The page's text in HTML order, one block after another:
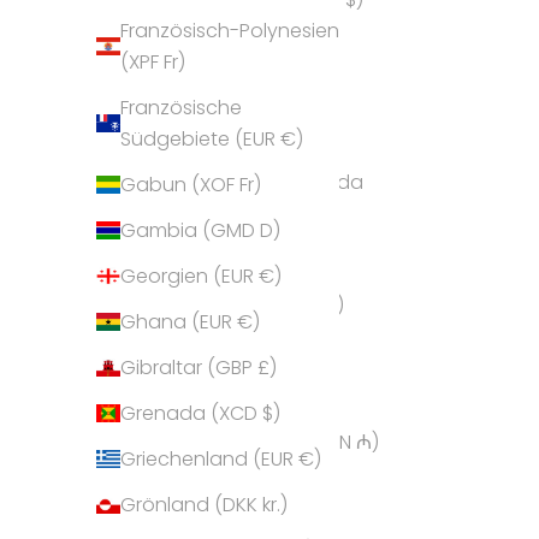
Französisch-Polynesien
(XPF Fr)
Französische
Südgebiete (EUR €)
Gabun (XOF Fr)
Gambia (GMD D)
Georgien (EUR €)
Ghana (EUR €)
Gibraltar (GBP £)
Grenada (XCD $)
Griechenland (EUR €)
Grönland (DKK kr.)
Andorra (EUR €)
Anguilla (XCD $)
Antigua und Barbuda
(XCD $)
Argentinien (EUR €)
Armenien (AMD դր.)
Aruba (AWG ƒ)
Ascension (SHP £)
Aserbaidschan (AZN ₼)
Australien (AUD $)